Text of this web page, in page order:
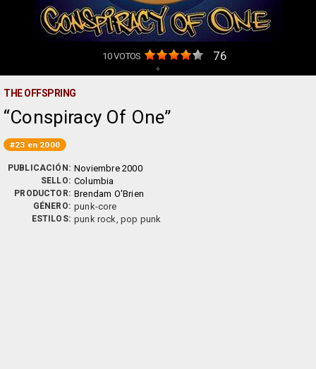
10VOTOS 76
+
THE OFFSPRING
Conspiracy Of One
#23 en 2000
PUBLICACIÓN: Noviembre 2000
SELLO: Columbia
PRODUCTOR: Brendam O'Brien
GÉNERO: punk-core
ESTILOS: punk rock, pop punk